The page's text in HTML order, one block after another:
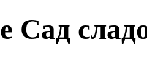
Сад